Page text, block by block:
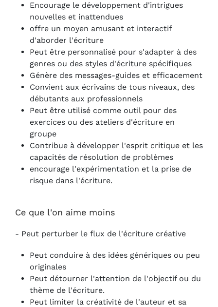
Encourage le développement d'intrigues
nouvelles et inattendues
offre un moyen amusant et interactif
d'aborder l'écriture
Peut être personnalisé pour s'adapter à des
genres ou des styles d'écriture spécifiques
Génère des messages-guides et efficacement
Convient aux écrivains de tous niveaux, des
débutants aux professionnels
Peut être utilisé comme outil pour des
exercices ou des ateliers d'écriture en
groupe
Contribue à développer l'esprit critique et les
capacités de résolution de problèmes
encourage l'expérimentation et la prise de
risque dans l'écriture.
Ce que l'on aime moins
- Peut perturber le flux de l'écriture créative
Peut conduire à des idées génériques ou peu
originales
Peut détourner l'attention de l'objectif ou du
thème de l'écriture.
Peut limiter la créativité de l'auteur et sa